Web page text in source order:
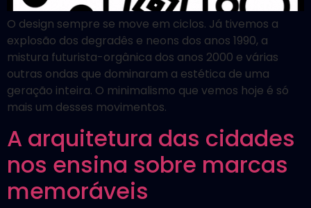
O design sempre se move em ciclos. Já tivemos a
explosão dos degradês e neons dos anos 1990, a
mistura futurista-orgânica dos anos 2000 e várias
outras ondas que dominaram a estética de uma
geração inteira. O minimalismo que vemos hoje é só
mais um desses movimentos.
A arquitetura das cidades
nos ensina sobre marcas
memoráveis